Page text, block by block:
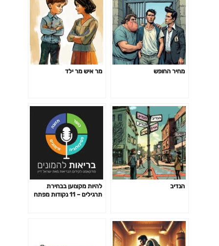
מחיר החופש מר איש מר ילד
הנדיב
להיות מקצוען בבחירת
תרגילים – 11 נקודות מפתח